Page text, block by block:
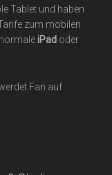
Tablet und haben
zum mobilen
iPad oder
Fan auf